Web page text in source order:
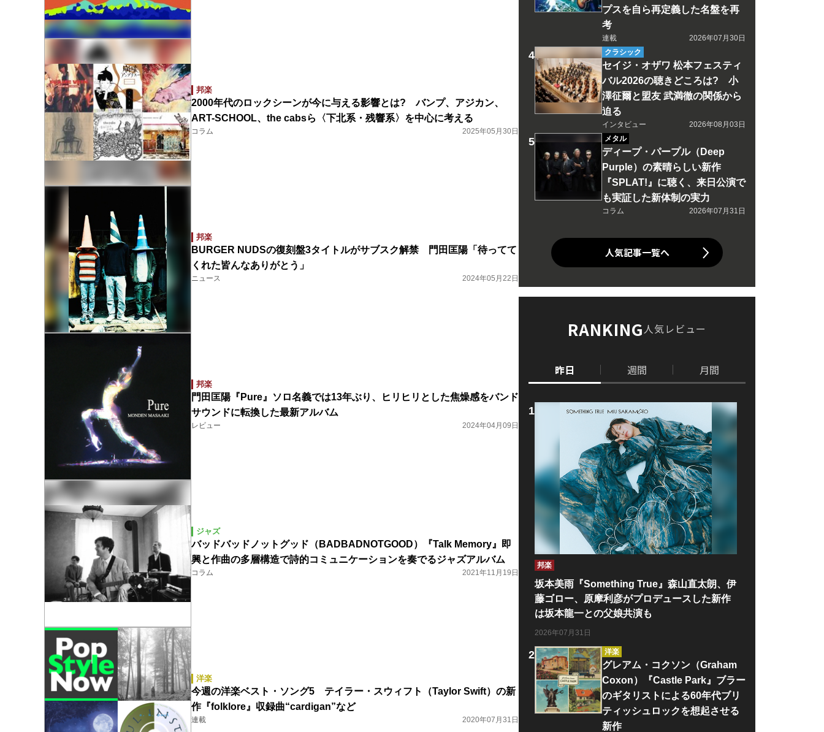
邦楽
2000年代のロックシーンが今に与える影響とは? バンプ、アジカン、
ART-SCHOOL、the cabsら〈下北系・残響系〉を中心に考える
コラム 2025年05月30日
邦楽
BURGER NUDSの復刻盤3タイトルがサブスク解禁 門田匡陽「待ってて
くれた皆んなありがとう」
ニュース 2024年05月22日
邦楽
門田匡陽『Pure』ソロ名義では13年ぶり、ヒリヒリとした焦燥感をバンド
サウンドに転換した最新アルバム
レビュー 2024年04月09日
ジャズ
バッドバッドノットグッド（BADBADNOTGOOD）『Talk Memory』即
興と作曲の多層構造で詩的コミュニケーションを奏でるジャズアルバム
コラム 2021年11月19日
洋楽
今週の洋楽ベスト・ソング5 テイラー・スウィフト（Taylor Swift）の新
作『folklore』収録曲“cardigan”など
連載 2020年07月31日
プスを自ら再定義した名盤を再
考
連載
2026年07月30日
クラシック
セイジ・オザワ 松本フェスティ
バル2026の聴きどころは? 小
澤征爾と盟友 武満徹の関係から
迫る
インタビュー
2026年08月03日
メタル
ディープ・パープル（Deep
Purple）の素晴らしい新作
『SPLAT!』に聴く、来日公演で
も実証した新体制の実力
コラム 2026年07月31日
人気記事一覧へ
RANKING人気レビュー
昨日 週間 月間
邦楽
坂本美雨『Something True』森山直太朗、伊
藤ゴロー、原摩利彦がプロデュースした新作
は坂本龍一との父娘共演も
2026年07月31日
洋楽
グレアム・コクソン（Graham
Coxon）『Castle Park』ブラー
のギタリストによる60年代ブリ
ティッシュロックを想起させる
新作